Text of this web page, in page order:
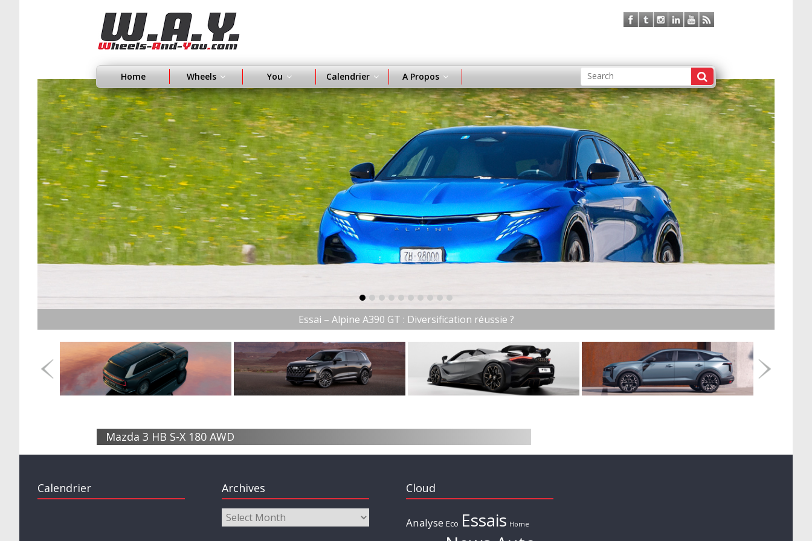
Home Wheels You Calendrier A Propos
Essai – Alpine A390 GT : Diversification réussie ?
item-0
item-1
item-2
item-3
item-4
item-5
item-6
item-7
item-8
Mazda 3 HB S-X 180 AWD
Calendrier Archives Cloud
Analyse Eco Essais Home